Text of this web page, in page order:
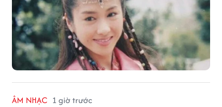
ÂM NHẠC 1 giờ trước